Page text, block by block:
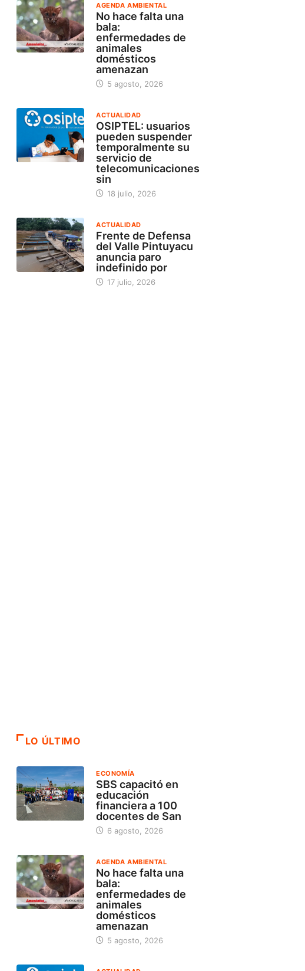
AGENDA AMBIENTAL
No hace falta una
bala:
enfermedades de
animales
domésticos
amenazan
5 agosto, 2026
ACTUALIDAD
OSIPTEL: usuarios
pueden suspender
temporalmente su
servicio de
telecomunicaciones
sin
18 julio, 2026
ACTUALIDAD
Frente de Defensa
del Valle Pintuyacu
anuncia paro
indefinido por
17 julio, 2026
LO ÚLTIMO
ECONOMÍA
SBS capacitó en
educación
financiera a 100
docentes de San
6 agosto, 2026
AGENDA AMBIENTAL
No hace falta una
bala:
enfermedades de
animales
domésticos
amenazan
5 agosto, 2026